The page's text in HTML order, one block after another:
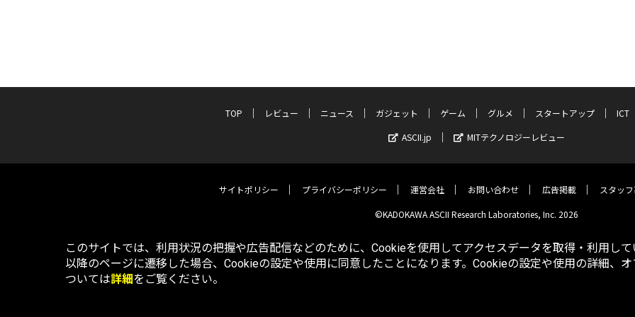
TOP レビュー ニュース ガジェット ゲーム グルメ スタートアップ
ICT
ASCII.jp
MITテクノロジーレビュー
サイトポリシー プライバシーポリシー 運営会社 お問い合わせ 広告掲載 スタッ
©KADOKAWA ASCII Research Laboratories, Inc. 2026
このサイトでは、利用状況の把握や広告配信などのために、Cookieを使用してアクセスデータを取得・利用して
以降のページに遷移した場合、Cookieの設定や使用に同意したことになります。Cookieの設定や使用の詳細、
ついては詳細をご覧ください。